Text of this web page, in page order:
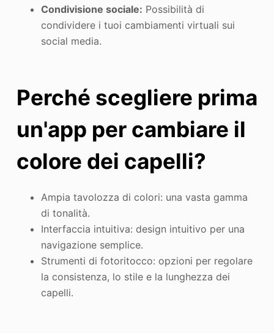
Condivisione sociale: Possibilità di
condividere i tuoi cambiamenti virtuali sui
social media.
Perché scegliere prima
un'app per cambiare il
colore dei capelli?
Ampia tavolozza di colori: una vasta gamma
di tonalità.
Interfaccia intuitiva: design intuitivo per una
navigazione semplice.
Strumenti di fotoritocco: opzioni per regolare
la consistenza, lo stile e la lunghezza dei
capelli.